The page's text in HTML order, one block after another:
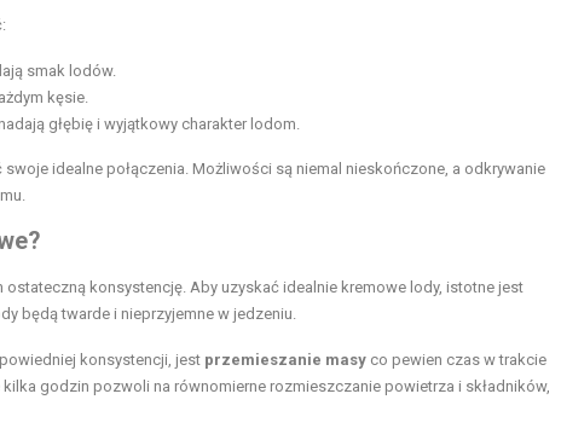
smak lodów.
kęsie.
głębię i wyjątkowy charakter lodom.
idealne połączenia. Możliwości są niemal nieskończone, a odkrywanie
konsystencję. Aby uzyskać idealnie kremowe lody, istotne jest
będą twarde i nieprzyjemne w jedzeniu.
konsystencji, jest przemieszanie masy co pewien czas w trakcie
godzin pozwoli na równomierne rozmieszczanie powietrza i składników,